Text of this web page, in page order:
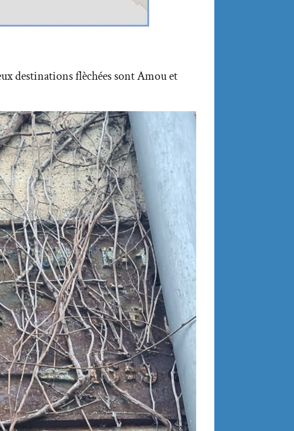
destinations flèchées sont Amou et